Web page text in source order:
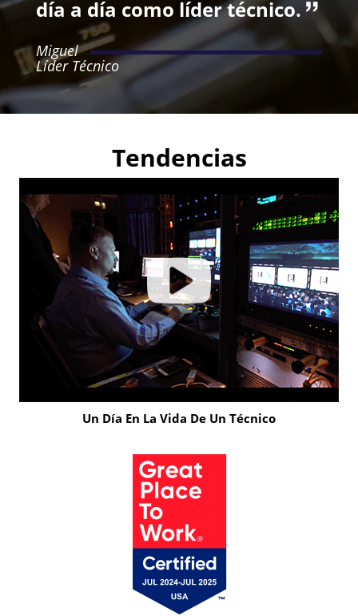
día a día como líder técnico.
Miguel
Líder Técnico
Tendencias
Un Día En La Vida De Un Técnico